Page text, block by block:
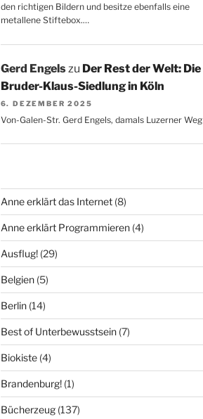
den richtigen Bildern und besitze ebenfalls eine
metallene Stiftebox.…
Gerd Engelszu Der Rest der Welt: Die
Bruder-Klaus-Siedlung in Köln
6. DEZEMBER 2025
Von-Galen-Str. Gerd Engels, damals Luzerner Weg
Anne erklärt das Internet(8)
Anne erklärt Programmieren(4)
Ausflug!(29)
Belgien(5)
Berlin(14)
Best of Unterbewusstsein(7)
Biokiste(4)
Brandenburg!(1)
Bücherzeug(137)